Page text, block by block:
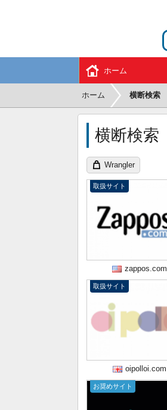
ホーム
ホーム 横断検索
横断検索
Wrangler
取扱サイト
zappos.com
取扱サイト
oipolloi.com
お奨めサイト